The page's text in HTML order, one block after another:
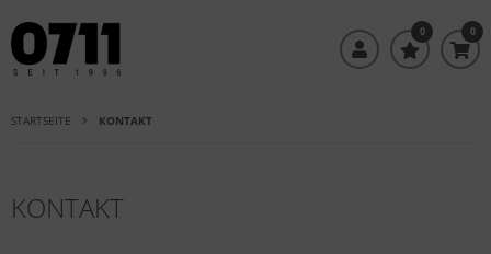
0 0
STARTSEITE KONTAKT
KONTAKT